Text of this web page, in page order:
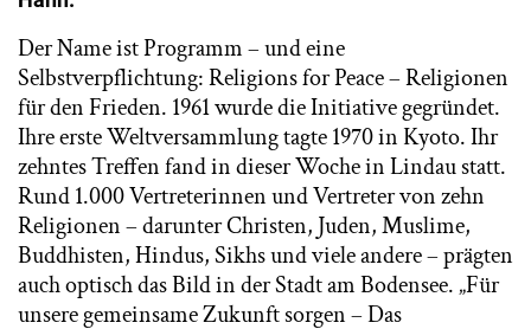
Der Name ist Programm – und eine
Selbstverpflichtung: Religions for Peace – Religionen
für den Frieden. 1961 wurde die Initiative gegründet.
Ihre erste Weltversammlung tagte 1970 in Kyoto. Ihr
zehntes Treffen fand in dieser Woche in Lindau statt.
Rund 1.000 Vertreterinnen und Vertreter von zehn
Religionen – darunter Christen, Juden, Muslime,
Buddhisten, Hindus, Sikhs und viele andere – prägten
auch optisch das Bild in der Stadt am Bodensee. „Für
unsere gemeinsame Zukunft sorgen – Das